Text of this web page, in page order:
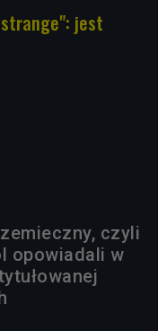
jest
czyli
opowiadali w